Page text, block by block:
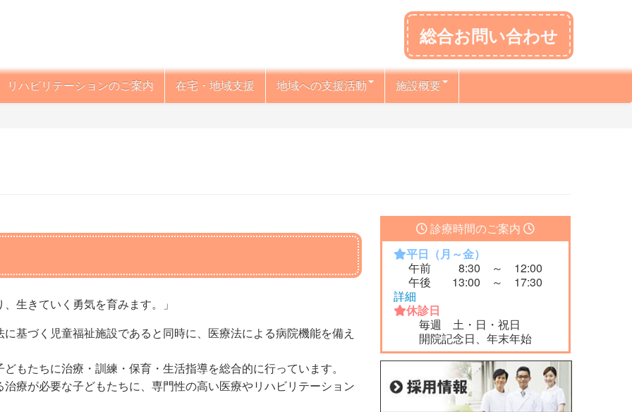
総合お問い合わせ
リハビリテーションのご案内 在宅・地域支援 地域への支援活動 施設概要
生きていく勇気を育みます。」
づく児童福祉施設であると同時に、医療法による病院機能を備え
たちに治療・訓練・保育・生活指導を総合的に行っています。
療が必要な子どもたちに、専門性の高い医療やリハビリテーション
診療時間のご案内
平日（月～金）
午前
8:30 ～ 12:00
午後
13:00 ～ 17:30
詳細
休診日
毎週 土・日・祝日
開院記念日、年末年始